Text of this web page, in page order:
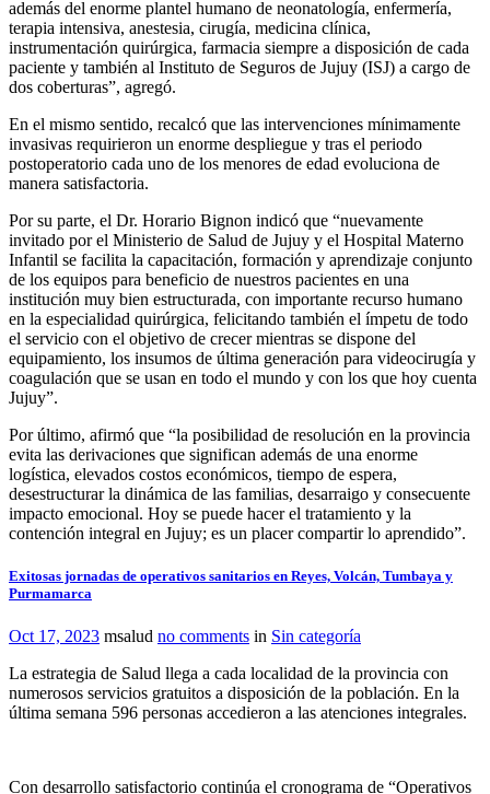
además del enorme plantel humano de neonatología, enfermería,
terapia intensiva, anestesia, cirugía, medicina clínica,
instrumentación quirúrgica, farmacia siempre a disposición de cada
paciente y también al Instituto de Seguros de Jujuy (ISJ) a cargo de
dos coberturas”, agregó.
En el mismo sentido, recalcó que las intervenciones mínimamente
invasivas requirieron un enorme despliegue y tras el periodo
postoperatorio cada uno de los menores de edad evoluciona de
manera satisfactoria.
Por su parte, el Dr. Horario Bignon indicó que “nuevamente
invitado por el Ministerio de Salud de Jujuy y el Hospital Materno
Infantil se facilita la capacitación, formación y aprendizaje conjunto
de los equipos para beneficio de nuestros pacientes en una
institución muy bien estructurada, con importante recurso humano
en la especialidad quirúrgica, felicitando también el ímpetu de todo
el servicio con el objetivo de crecer mientras se dispone del
equipamiento, los insumos de última generación para videocirugía y
coagulación que se usan en todo el mundo y con los que hoy cuenta
Jujuy”.
Por último, afirmó que “la posibilidad de resolución en la provincia
evita las derivaciones que significan además de una enorme
logística, elevados costos económicos, tiempo de espera,
desestructurar la dinámica de las familias, desarraigo y consecuente
impacto emocional. Hoy se puede hacer el tratamiento y la
contención integral en Jujuy; es un placer compartir lo aprendido”.
Exitosas jornadas de operativos sanitarios en Reyes, Volcán, Tumbaya y
Purmamarca
Oct 17, 2023 msalud no comments in Sin categoría
La estrategia de Salud llega a cada localidad de la provincia con
numerosos servicios gratuitos a disposición de la población. En la
última semana 596 personas accedieron a las atenciones integrales.
Con desarrollo satisfactorio continúa el cronograma de “Operativos